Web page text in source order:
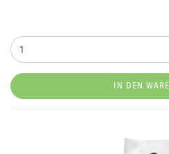
IN DEN